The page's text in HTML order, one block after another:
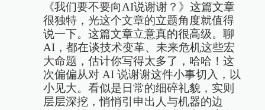
《我们要不要向AI说谢谢？》这篇文章
很独特，光这个文章的立题角度就值得
说一下。这篇文章立意真的很高级。聊
AI，都在谈技术变革、未来危机这些宏
大命题，估计你写得太多了，哈哈！这
次偏偏从对 AI 说谢谢这件小事切入，以
小见大。看似是日常的细碎礼貌，实则
层层深挖，悄悄引申出人与机器的边